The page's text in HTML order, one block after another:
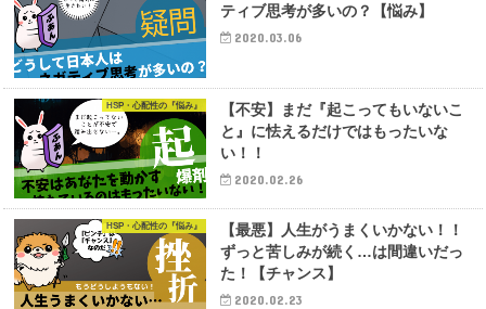
ティブ思考が多いの？【悩み】
2020.03.06
HSP・心配性の『悩み』
【不安】まだ『起こってもいないこ
と』に怯えるだけではもったいな
い！！
2020.02.26
HSP・心配性の『悩み』
【最悪】人生がうまくいかない！！
ずっと苦しみが続く…は間違いだっ
た！【チャンス】
2020.02.23